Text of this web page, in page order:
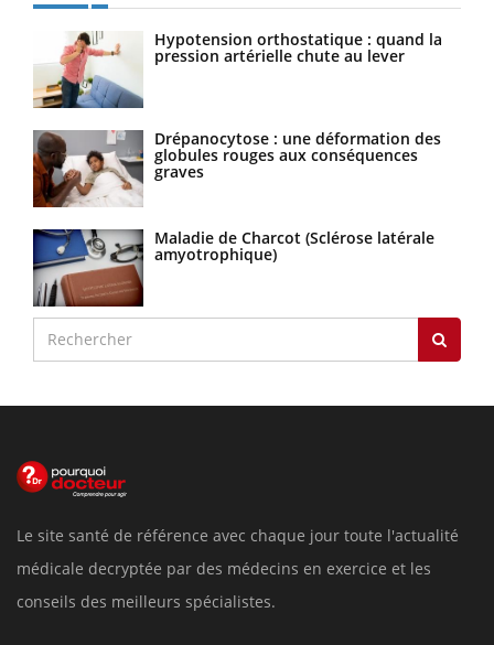
Hypotension orthostatique : quand la
pression artérielle chute au lever
Drépanocytose : une déformation des
globules rouges aux conséquences
graves
Maladie de Charcot (Sclérose latérale
amyotrophique)
Le site santé de référence avec chaque jour toute l'actualité
médicale decryptée par des médecins en exercice et les
conseils des meilleurs spécialistes.